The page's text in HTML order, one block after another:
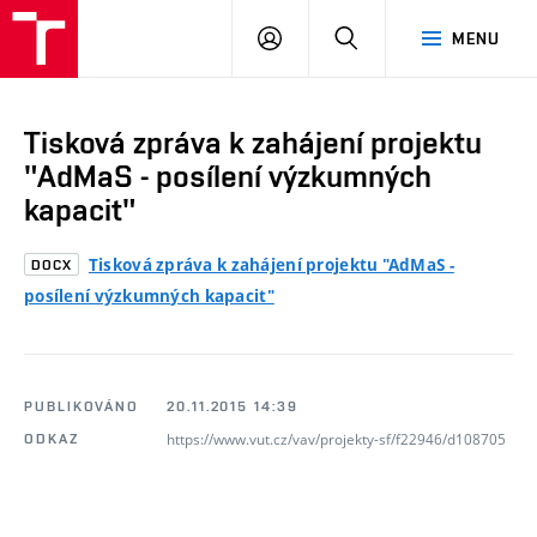
MENU
PŘIHLÁSIT
Tisková zpráva k zahájení projektu
"AdMaS - posílení výzkumných
kapacit"
DOCX
Tisková zpráva k zahájení projektu "AdMaS -
posílení výzkumných kapacit"
PUBLIKOVÁNO
20.11.2015 14:39
ODKAZ
https://www.vut.cz/vav/projekty-sf/f22946/d108705